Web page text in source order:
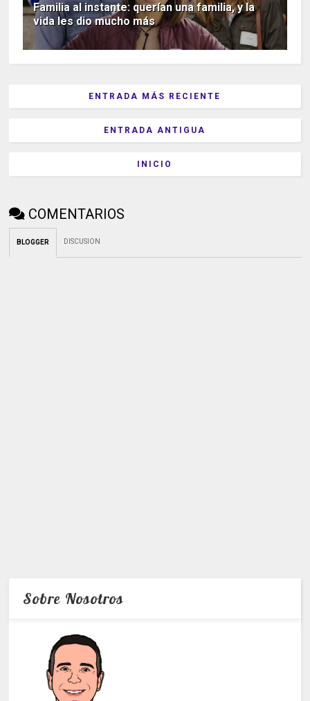
Familia al instante: querían una familia, y la
vida les dio mucho más
ENTRADA MÁS RECIENTE
ENTRADA ANTIGUA
INICIO
COMENTARIOS
BLOGGER DISCUSION
Sobre Nosotros